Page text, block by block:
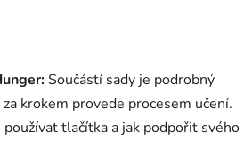
Součástí sady je podrobný
krokem provede procesem učení.
tlačítka a jak podpořit svého